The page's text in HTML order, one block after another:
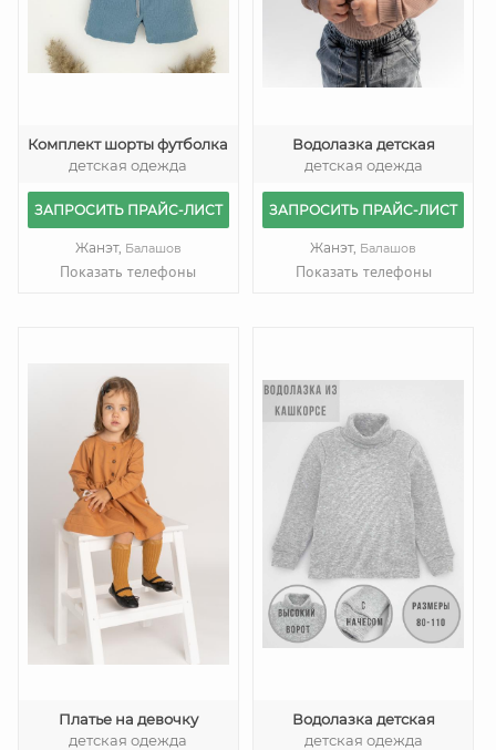
Комплект шорты футболка
детская одежда
ЗАПРОСИТЬ ПРАЙС-ЛИСТ
Жанэт, Балашов
Показать телефоны
Водолазка детская
детская одежда
ЗАПРОСИТЬ ПРАЙС-ЛИСТ
Жанэт, Балашов
Показать телефоны
Платье на девочку
детская одежда
Водолазка детская
детская одежда